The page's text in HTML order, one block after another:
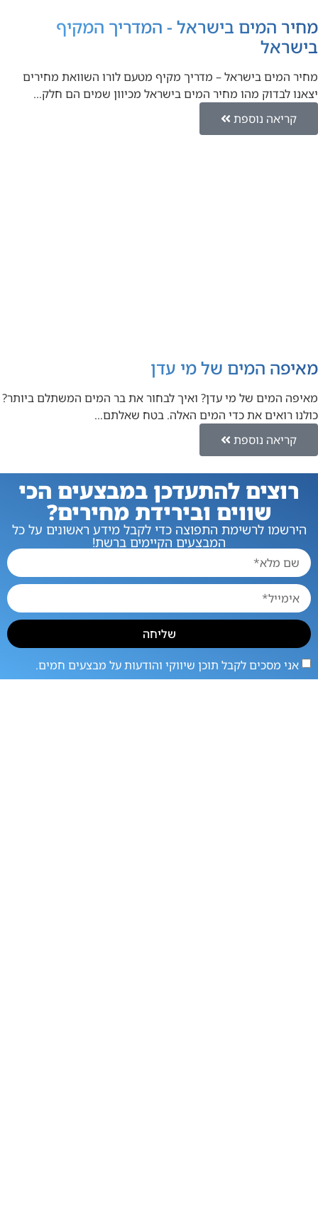
מחיר המים בישראל - המדריך המקיף
בישראל
מחיר המים בישראל – מדריך מקיף מטעם לורו השוואת מחירים
יצאנו לבדוק מהו מחיר המים בישראל מכיוון שמים הם חלק…
קריאה נוספת
מאיפה המים של מי עדן
מאיפה המים של מי עדן? ואיך לבחור את בר המים המשתלם ביותר?
כולנו רואים את כדי המים האלה. בטח שאלתם…
קריאה נוספת
רוצים להתעדכן במבצעים הכי
שווים ובירידת מחירים?
הירשמו לרשימת התפוצה כדי לקבל מידע ראשונים על כל
המבצעים הקיימים ברשת!
אני מסכים לקבל תוכן שיווקי והודעות על מבצעים חמים.
שליחה